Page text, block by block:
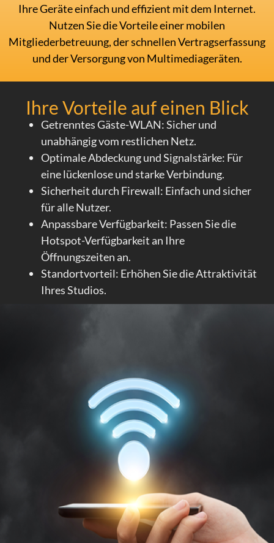
Ihre Geräte einfach und effizient mit dem Internet.
Nutzen Sie die Vorteile einer mobilen
Mitgliederbetreuung, der schnellen Vertragserfassung
und der Versorgung von Multimediageräten.
Ihre Vorteile auf einen Blick
Getrenntes Gäste-WLAN: Sicher und
unabhängig vom restlichen Netz.
Optimale Abdeckung und Signalstärke: Für
eine lückenlose und starke Verbindung.
Sicherheit durch Firewall: Einfach und sicher
für alle Nutzer.
Anpassbare Verfügbarkeit: Passen Sie die
Hotspot-Verfügbarkeit an Ihre
Öffnungszeiten an.
Standortvorteil: Erhöhen Sie die Attraktivität
Ihres Studios.